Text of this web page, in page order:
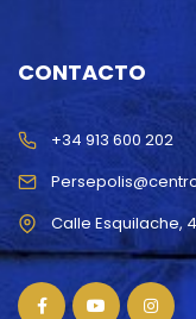
CONTACTO
+34 913 600 202